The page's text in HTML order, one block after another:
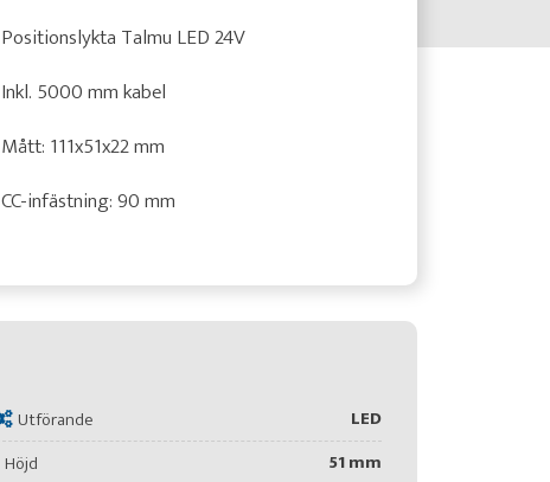
Positionslykta Talmu LED 24V
Inkl. 5000 mm kabel
Mått: 111x51x22 mm
CC-infästning: 90 mm
Utförande
LED
Höjd
51 mm